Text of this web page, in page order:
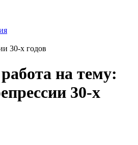
30-х годов
на тему:
30-х